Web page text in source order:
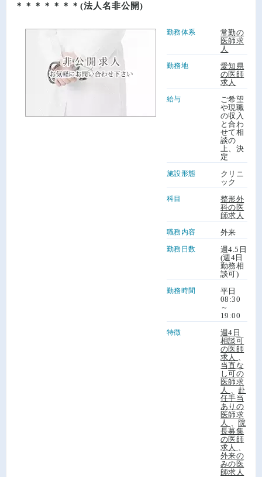
＊＊＊＊＊＊＊(法人名非公開)
勤務体系
常勤の
医師求
人
勤務地
愛知県
の医師
求人
給与
ご希望
や現職
の収入
と合わ
せて相
談の
上、決
定
施設形態
クリニ
ック
科目
整形外
科の医
師求人
職務内容 外来
勤務日数
週4.5日
(週4日
勤務相
談可)
勤務時間
平日
08:30
～
19:00
特徴
週4日
相談可
の医師
求人
当直な
し可の
医師求
人
赴
任手当
ありの
医師求
人
院
長募集
の医師
求人
外来の
みの医
師求人